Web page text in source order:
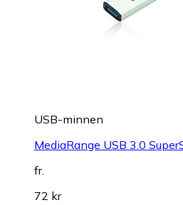
USB-minnen
MediaRange USB 3.0
fr.
72 kr